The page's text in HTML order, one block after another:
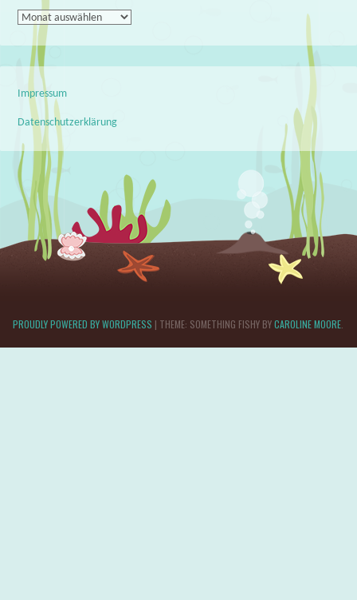
Archiv
Impressum
Datenschutzerklärung
PROUDLY POWERED BY WORDPRESS | THEME: SOMETHING FISHY BYCAROLINE MOORE.